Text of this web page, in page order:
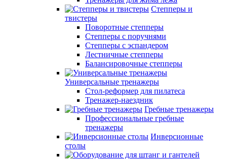
Степперы и
твистеры
Поворотные степперы
Степперы с поручнями
Степперы с эспандером
Лестничные степперы
Балансировочные степперы
Универсальные тренажеры
Стол-реформер для пилатеса
Тренажер-наездник
Гребные тренажеры
Профессиональные гребные
тренажеры
Инверсионные
столы